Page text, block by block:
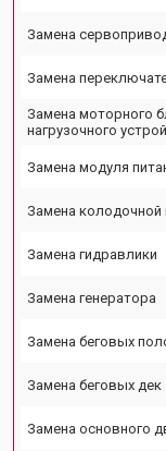
Замена
Замена
Замена моторного
нагрузочного
Замена модуля
Замена колодочной
Замена гидравлики
Замена генератора
Замена беговых
Замена беговых дек
Замена основного